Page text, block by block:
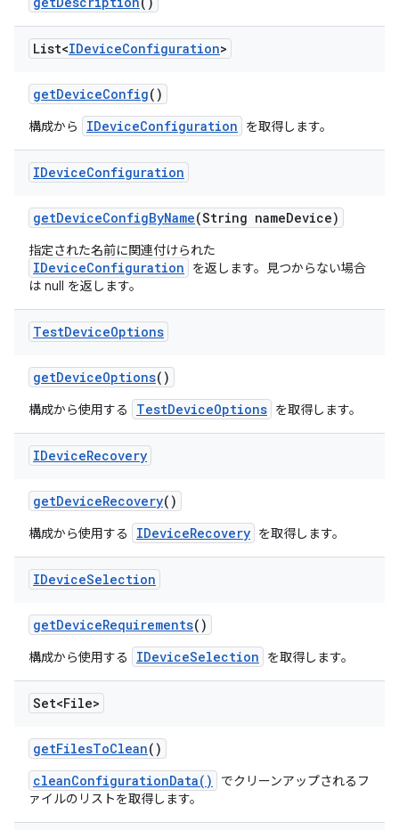
List<IDeviceConfiguration>
getDeviceConfig()
構成から IDeviceConfiguration を取得します。
IDeviceConfiguration
getDeviceConfigByName(String nameDevice)
指定された名前に関連付けられた
IDeviceConfiguration
を返します。見つからない場合
は null を返します。
TestDeviceOptions
getDeviceOptions()
構成から使用する TestDeviceOptions を取得します。
IDeviceRecovery
getDeviceRecovery()
構成から使用する IDeviceRecovery を取得します。
IDeviceSelection
getDeviceRequirements()
構成から使用する IDeviceSelection を取得します。
Set<File>
getFilesToClean()
cleanConfigurationData()
でクリーンアップされるフ
ァイルのリストを取得します。